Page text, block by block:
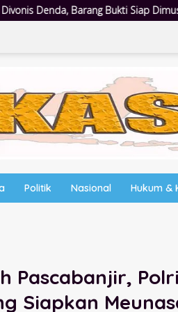
Dimusnahkan Wujud
Politik Nasional Hukum &
Pascabanjir,
Siapkan